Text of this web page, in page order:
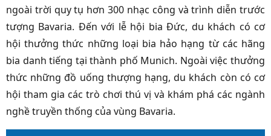
ngoài trời quy tụ hơn 300 nhạc công và trình diễn trước
tượng Bavaria. Đến với lễ hội bia Đức, du khách có cơ
hội thưởng thức những loại bia hảo hạng từ các hãng
bia danh tiếng tại thành phố Munich. Ngoài việc thưởng
thức những đồ uống thượng hạng, du khách còn có cơ
hội tham gia các trò chơi thú vị và khám phá các ngành
nghề truyền thống của vùng Bavaria.